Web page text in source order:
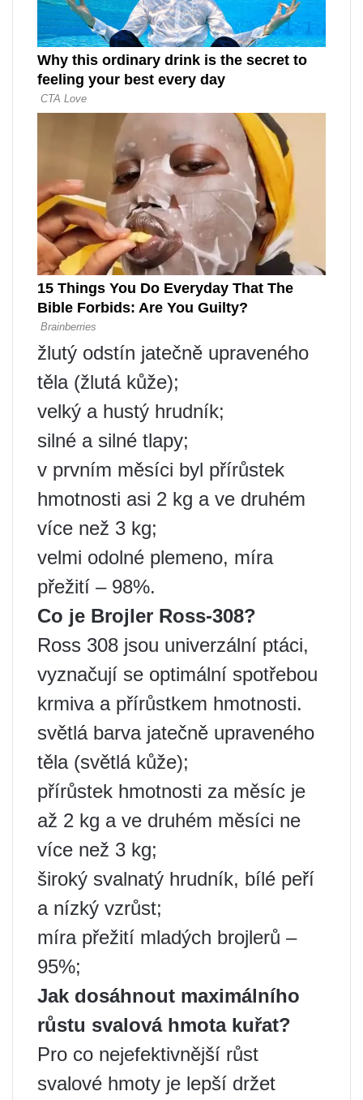
žlutý odstín jatečně upraveného
těla (žlutá kůže);
velký a hustý hrudník;
silné a silné tlapy;
v prvním měsíci byl přírůstek
hmotnosti asi 2 kg a ve druhém
více než 3 kg;
velmi odolné plemeno, míra
přežití – 98%.
Co je Brojler Ross-308?
Ross 308 jsou univerzální ptáci,
vyznačují se optimální spotřebou
krmiva a přírůstkem hmotnosti.
světlá barva jatečně upraveného
těla (světlá kůže);
přírůstek hmotnosti za měsíc je
až 2 kg a ve druhém měsíci ne
více než 3 kg;
široký svalnatý hrudník, bílé peří
a nízký vzrůst;
míra přežití mladých brojlerů –
95%;
Jak dosáhnout maximálního
růstu svalová hmota kuřat?
Pro co nejefektivnější růst
svalové hmoty je lepší držet